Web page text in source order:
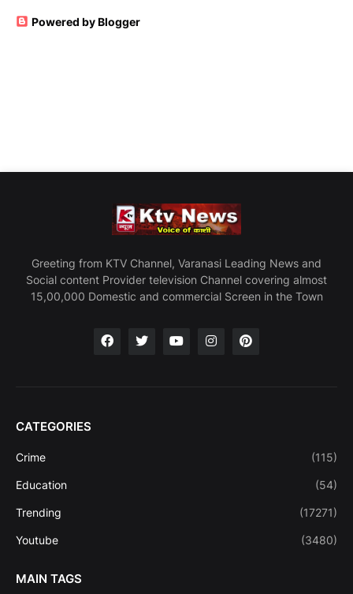
Powered by Blogger
Greeting from KTV Channel, Varanasi Leading News and
Social content Provider television Channel covering almost
15,00,000 Domestic and commercial Screen in the Town
CATEGORIES
Crime (115)
Education (54)
Trending (17271)
Youtube (3480)
MAIN TAGS